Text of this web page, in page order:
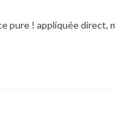
pure ! appliquée direct,